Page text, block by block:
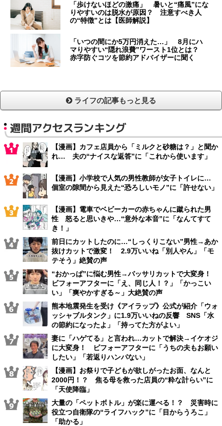
「歩けないほどの激痛」 暑いと“痛風”にな
りやすいのは脱水が原因？ 注意すべき人
の“特徴”とは【医師解説】
「いつの間にか5万円消えた…」 8月にハ
マりやすい“隠れ浪費”ワースト1位とは？
赤字防ぐコツを節約アドバイザーに聞く
ライフの記事もっと見る
週間アクセスランキング
【漫画】カフェ店員から「ミルクと砂糖は？」と聞か
れ… 夫の“ナイスな返答”に「これから使います」
【漫画】小学校で人気の男性教師が女子トイレに…
個室の隙間から見えた“恐ろしいモノ”に「許せない」
【漫画】電車でベビーカーの赤ちゃんに蹴られた男
性 怒ると思いきや…“意外な本音”に「なんてすて
き！」
前日にカットしたのに…“しっくりこない”男性→あか
抜けカットで激変！ 2.9万いいね「別人やん」「モ
テそう」絶賛の声
“おかっぱ”に悩む男性→バッサリカットで大変身！
ビフォーアフターに「え、同じ人！？」「かっこい
い」「爽やかすぎる～」大絶賛の声
熊本地震発生を受け《アイラップ》公式が紹介「ウォ
ッシャブルタンク」に1.9万いいねの反響 SNS「水
の節約になったよ」「持ってた方がよい」
妻に「ハゲてる」と言われ…カットで解決→イケオジ
に大変身！ ビフォーアフターに「うちの夫もお願い
したい」「若返りハンパない」
【漫画】お祭りで子どもが欲しがったお面、なんと
2000円！？ 焦る母を救った店員の“粋な計らい”に
「天使降臨」
大量の「ペットボトル」が楽に運べる！？ 災害時に
役立つ自衛隊の“ライフハック”に「目からうろこ」
「助かる」